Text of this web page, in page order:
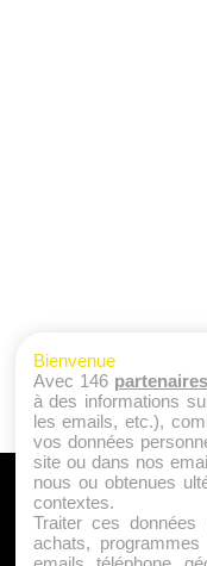
Bienvenue
Avec 146 partenaires
à des informations
les emails, etc.),
vos données
site ou dans nos
nous ou obtenues
contextes.
Traiter ces données
achats,